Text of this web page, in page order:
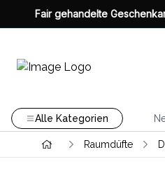
Fair gehandelte
Alle Kategorien
Raumdüfte